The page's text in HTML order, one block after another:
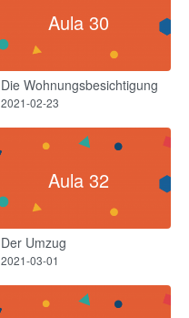
Aula 30
Die Wohnungsbesichtigung
2021-02-23
Aula 32
Der Umzug​
2021-03-01